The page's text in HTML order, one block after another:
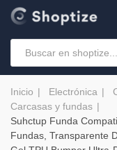
Inicio Electrónica
Carcasas y fundas
Suhctup Funda
Fundas, Transparente